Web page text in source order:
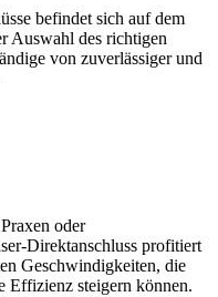
befindet sich auf dem
Auswahl des richtigen
von zuverlässiger und
oder
Direktanschluss profitiert
Geschwindigkeiten, die
Effizienz steigern können.